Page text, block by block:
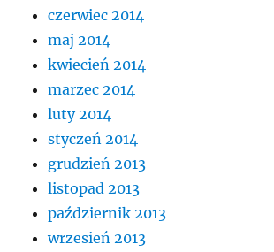
czerwiec 2014
maj 2014
kwiecień 2014
marzec 2014
luty 2014
styczeń 2014
grudzień 2013
listopad 2013
październik 2013
wrzesień 2013